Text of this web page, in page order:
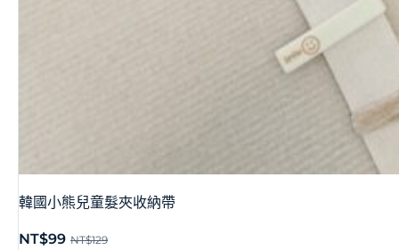
韓國小熊兒童髮夾收納帶
NT$129
NT$99